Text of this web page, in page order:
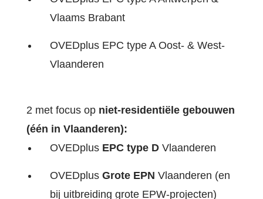
Vlaams Brabant
OVEDplus EPC type A Oost- & West-
Vlaanderen
2 met focus op niet-residentiële gebouwen
(één in Vlaanderen):
OVEDplusEPC type DVlaanderen
OVEDplus Grote EPN Vlaanderen (en
bij uitbreiding grote EPW-projecten)